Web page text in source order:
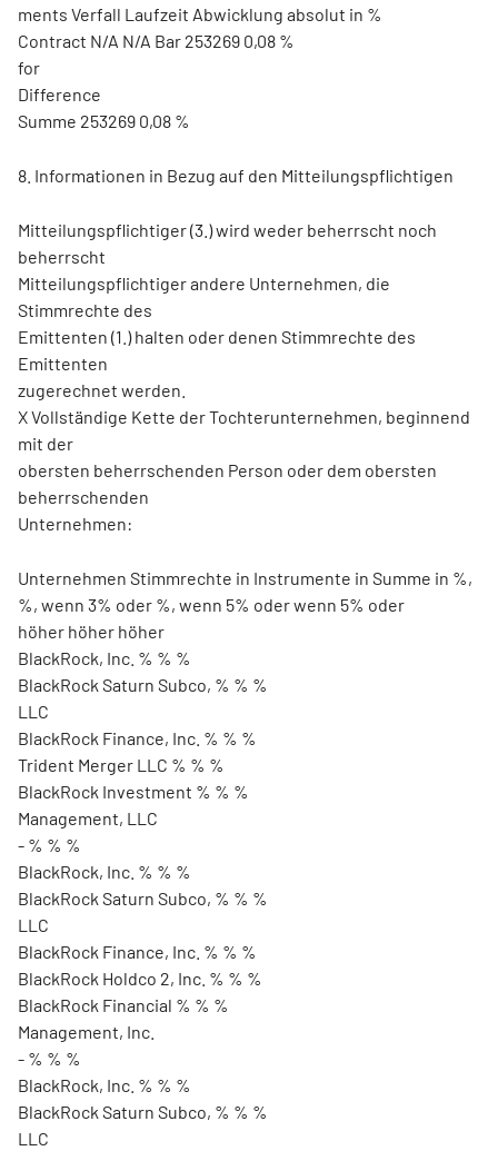
ments Verfall Laufzeit Abwicklung absolut in %
Contract N/A N/A Bar 253269 0,08 %
for
Difference
Summe 253269 0,08 %
8. Informationen in Bezug auf den Mitteilungspflichtigen
Mitteilungspflichtiger (3.) wird weder beherrscht noch
beherrscht
Mitteilungspflichtiger andere Unternehmen, die
Stimmrechte des
Emittenten (1.) halten oder denen Stimmrechte des
Emittenten
zugerechnet werden.
X Vollständige Kette der Tochterunternehmen, beginnend
mit der
obersten beherrschenden Person oder dem obersten
beherrschenden
Unternehmen:
Unternehmen Stimmrechte in Instrumente in Summe in %,
%, wenn 3% oder %, wenn 5% oder wenn 5% oder
höher höher höher
BlackRock, Inc. % % %
BlackRock Saturn Subco, % % %
LLC
BlackRock Finance, Inc. % % %
Trident Merger LLC % % %
BlackRock Investment % % %
Management, LLC
- % % %
BlackRock, Inc. % % %
BlackRock Saturn Subco, % % %
LLC
BlackRock Finance, Inc. % % %
BlackRock Holdco 2, Inc. % % %
BlackRock Financial % % %
Management, Inc.
- % % %
BlackRock, Inc. % % %
BlackRock Saturn Subco, % % %
LLC